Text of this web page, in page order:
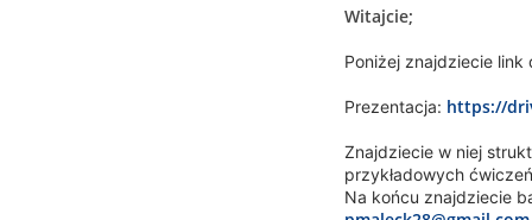
Witajcie;
Poniżej znajdziecie
Prezentacja: https://
Znajdziecie w niej
przykładowych
Na końcu znajdziecie